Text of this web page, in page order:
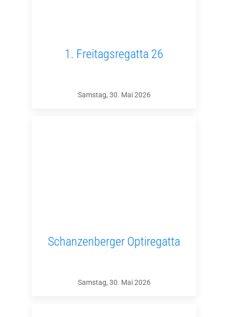
1. Freitagsregatta 26
Samstag, 30. Mai 2026
Schanzenberger Optiregatta
Samstag, 30. Mai 2026